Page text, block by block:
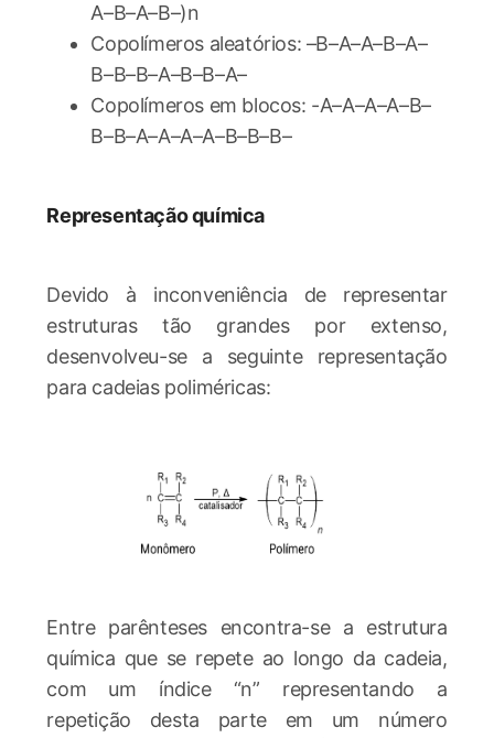
A–B–A–B–)n
Copolímeros aleatórios: –B–A–A–B–A–
B–B–B–A–B–B–A–
Copolímeros em blocos: -A–A–A–A–B–
B–B–A–A–A–A–B–B–B–
Representação química
Devido à inconveniência de representar
estruturas tão grandes por extenso,
desenvolveu-se a seguinte representação
para cadeias poliméricas:
Entre parênteses encontra-se a estrutura
química que se repete ao longo da cadeia,
com um índice “n” representando a
repetição desta parte em um número